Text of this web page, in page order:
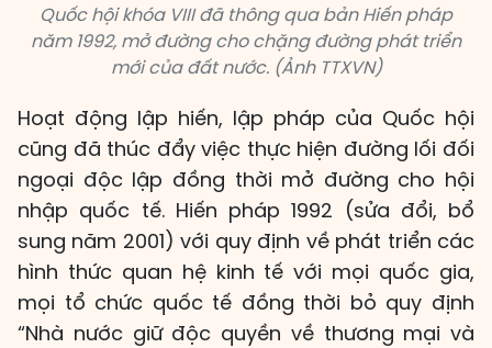
Quốc hội khóa VIII đã thông qua bản Hiến pháp
năm 1992, mở đường cho chặng đường phát triển
mới của đất nước. (Ảnh TTXVN)
Hoạt động lập hiến, lập pháp của Quốc hội
cũng đã thúc đẩy việc thực hiện đường lối đối
ngoại độc lập đồng thời mở đường cho hội
nhập quốc tế. Hiến pháp 1992 (sửa đổi, bổ
sung năm 2001) với quy định về phát triển các
hình thức quan hệ kinh tế với mọi quốc gia,
mọi tổ chức quốc tế đồng thời bỏ quy định
“Nhà nước giữ độc quyền về thương mại và